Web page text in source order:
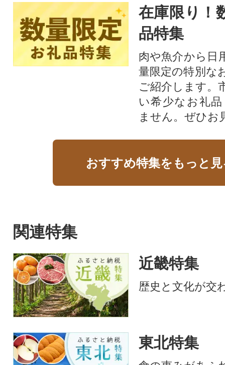
在庫限り！
品特集
肉や魚介から日
量限定の特別な
ご紹介します。
い希少なお礼
ません。ぜひお
おすすめ特集をもっと
関連特集
近畿特集
歴史と文化が交
東北特集